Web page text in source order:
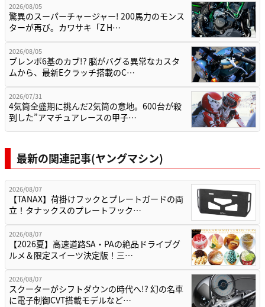
2026/08/05
驚異のスーパーチャージャー! 200馬力のモンス
ターが再び。カワサキ「Z H…
2026/08/05
ブレンボ6基のカブ!? 脳がバグる異常なカスタ
ムから、最新Eクラッチ搭載のC…
2026/07/31
4気筒全盛期に挑んだ2気筒の意地。600台が殺
到した”アマチュアレースの甲子…
最新の関連記事(ヤングマシン)
2026/08/07
【TANAX】荷掛けフックとプレートガードの両
立！タナックスのプレートフック…
2026/08/07
【2026夏】高速道路SA・PAの絶品ドライブグ
ルメ＆限定スイーツ決定版！三…
2026/08/07
スクーターがシフトダウンの時代へ!? 幻の名車
に電子制御CVT搭載モデルなど…